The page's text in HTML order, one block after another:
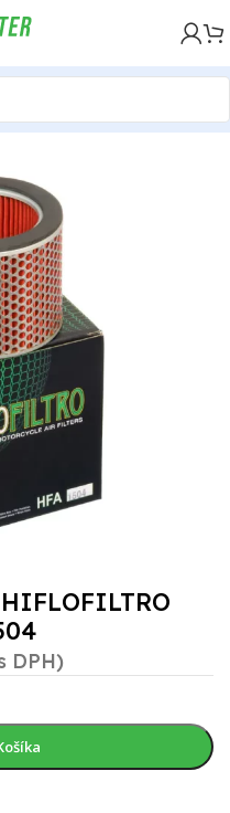
filtre
DPH)